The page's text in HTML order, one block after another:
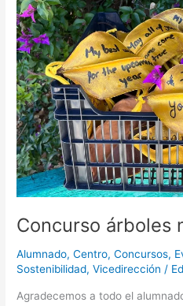
Concurso árboles
Alumnado,Centro,Concursos,
Sostenibilidad,Vicedirección /
Agradecemos a todo el